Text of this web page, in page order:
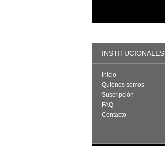
INSTITUCIONALES
Inicio
Quiénes somos
Suscripción
FAQ
Contacto